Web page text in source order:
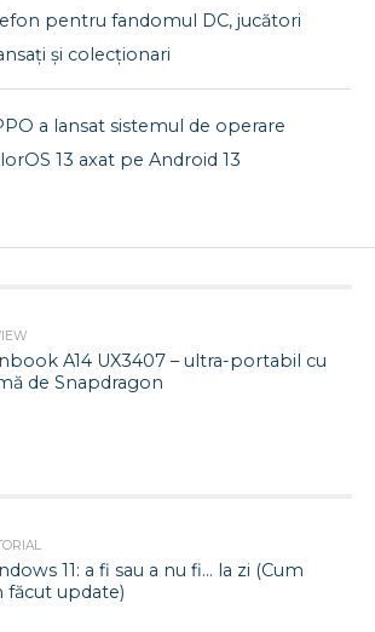
pentru fandomul DC, jucători
și colecționari
a lansat sistemul de operare
13 axat pe Android 13
A14 UX3407 – ultra-portabil cu
de Snapdragon
11: a fi sau a nu fi… la zi (Cum
făcut update)